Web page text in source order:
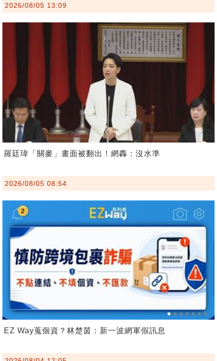
2026/08/05 13:09
羅廷瑋「關麥」畫面被翻出！網轟：沒水準
2026/08/05 08:54
EZ Way蒐個資？林楚茵：新一波網軍假訊息